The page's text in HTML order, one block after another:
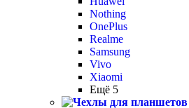
Nothing
OnePlus
Realme
Samsung
Vivo
Xiaomi
Ещё 5